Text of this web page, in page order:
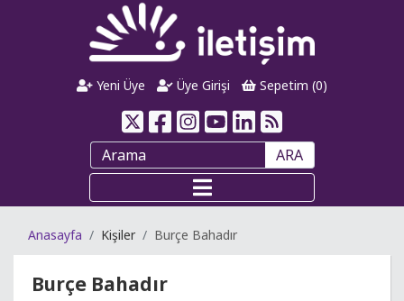
Yeni Üye Üye Girişi Sepetim (0)
ARA
Anasayfa Kişiler Burçe Bahadır
Burçe Bahadır